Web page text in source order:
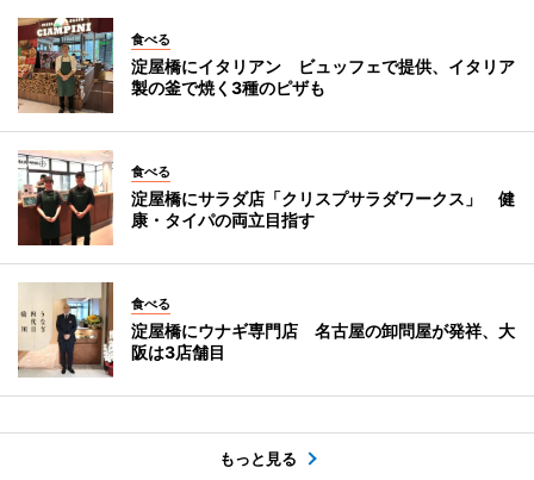
食べる
淀屋橋にイタリアン ビュッフェで提供、イタリア
製の釜で焼く3種のピザも
食べる
淀屋橋にサラダ店「クリスプサラダワークス」 健
康・タイパの両立目指す
食べる
淀屋橋にウナギ専門店 名古屋の卸問屋が発祥、大
阪は3店舗目
もっと見る